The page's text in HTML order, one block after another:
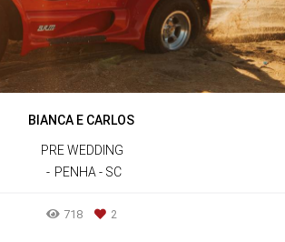
BIANCA E CARLOS
PRE WEDDING
PENHA - SC
718 2